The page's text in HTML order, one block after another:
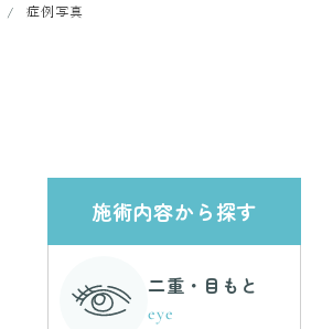
症例写真
施術内容から探す
二重・目もと
eye